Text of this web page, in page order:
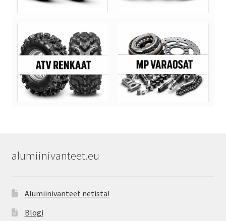
alumiinivanteet.eu
Alumiinivanteet netistä!
Blogi